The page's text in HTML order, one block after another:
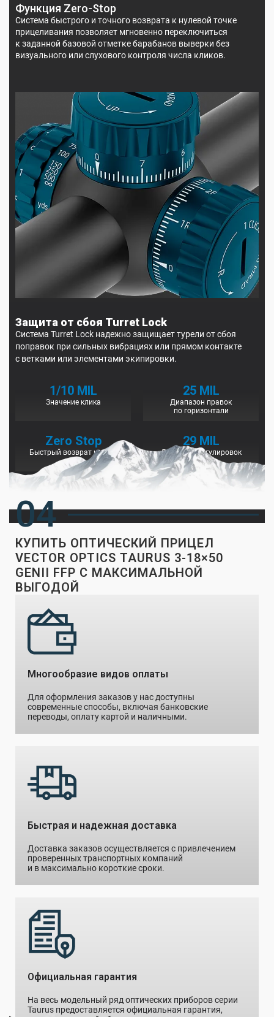
Функция Zero-Stop
Система быстрого и точного возврата к нулевой точке
прицеливания позволяет мгновенно переключиться
к заданной базовой отметке барабанов выверки без
визуального или слухового контроля числа кликов.
1/10 MIL
Значение клика
25 MIL
Диапазон правок
по горизонтали
Zero Stop
Быстрый возврат к нулю
29 MIL
Диапазон регулировок
высоты
Защита от сбоя Turret Lock
Система Turret Lock надежно защищает турели от сбоя
поправок при сильных вибрациях или прямом контакте
с ветками или элементами экипировки.
04
КУПИТЬ ОПТИЧЕСКИЙ ПРИЦЕЛ
VECTOR OPTICS TAURUS 3-18×50
GENII FFP С МАКСИМАЛЬНОЙ
ВЫГОДОЙ
Многообразие видов оплаты
Для оформления заказов у нас доступны
современные способы, включая банковские
переводы, оплату картой и наличными.
Быстрая и надежная доставка
Доставка заказов осуществляется с привлечением
проверенных транспортных компаний
и в максимально короткие сроки.
Официальная гарантия
На весь модельный ряд оптических приборов серии
Taurus предоставляется официальная гарантия,